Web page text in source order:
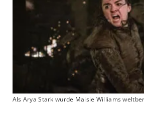
Als Arya Stark wurde Maisie Williams